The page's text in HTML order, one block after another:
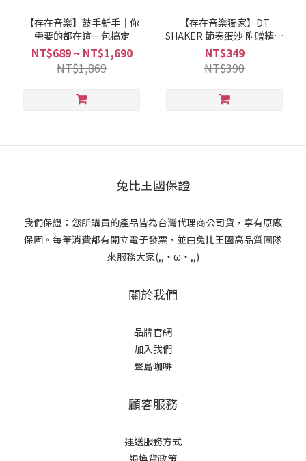
【存在音樂】鼓手新手｜你
需要的都在這一包搞定
NT$689 ~ NT$1,690
NT$1,869
【存在音樂獨家】DT
SHAKER 節奏蛋沙 附贈精美
收納袋
NT$349
NT$390
兔比王國保證
我們保證：您所購買的產品皆為台灣代理商公司貨，享有原廠
保固。每筆消費都有開立電子發票，並由兔比王國高品質團隊
來服務大家(,,・ω・,,)
關於我們
品牌官網
加入我們
聲島咖啡
顧客服務
運送服務方式